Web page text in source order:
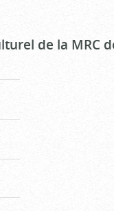
de la MRC